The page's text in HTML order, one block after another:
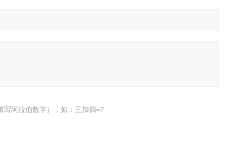
写阿拉伯数字），如：三加四=7